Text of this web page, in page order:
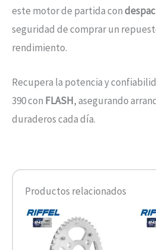
este motor de partida con
seguridad de comprar un
rendimiento.
Recupera la potencia y
390 con FLASH, asegurando
duraderos cada día.
Productos relacionados